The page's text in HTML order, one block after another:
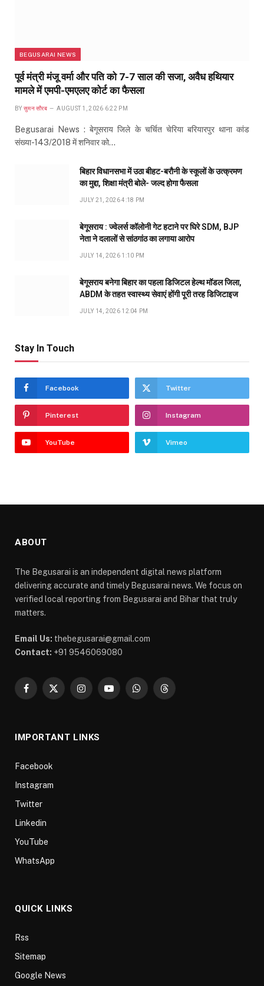
BEGUSARAI NEWS
पूर्व मंत्री मंजू वर्मा और पति को 7-7 साल की सजा, अवैध हथियार
मामले में एमपी-एमएलए कोर्ट का फैसला
BY सुमन सौरब AUGUST 1, 2026 6:22 PM
Begusarai News : बेगूसराय जिले के चर्चित चेरिया बरियारपुर थाना कांड
संख्या-143/2018 में शनिवार को…
बिहार विधानसभा में उठा बीहट-बरौनी के स्कूलों के उत्क्रमण
का मुद्दा, शिक्षा मंत्री बोले- जल्द होगा फैसला
JULY 21, 2026 4:18 PM
बेगूसराय : ज्वेलर्स कॉलोनी गेट हटाने पर घिरे SDM, BJP
नेता ने दलालों से सांठगांठ का लगाया आरोप
JULY 14, 2026 1:10 PM
बेगूसराय बनेगा बिहार का पहला डिजिटल हेल्थ मॉडल जिला,
ABDM के तहत स्वास्थ्य सेवाएं होंगी पूरी तरह डिजिटाइज
JULY 14, 2026 12:04 PM
Stay In Touch
Facebook Twitter
Pinterest Instagram
YouTube Vimeo
ABOUT
The Begusarai is an independent digital news platform
delivering accurate and timely Begusarai news. We focus on
verified local reporting from Begusarai and Bihar that truly
matters.
Email Us: thebegusarai@gmail.com
Contact: +91 9546069080
Facebook
X
InstagramYouTubeWhatsAppThreads
IMPORTANT LINKS
Facebook
Instagram
Twitter
Linkedin
YouTube
WhatsApp
QUICK LINKS
Rss
Sitemap
Google News